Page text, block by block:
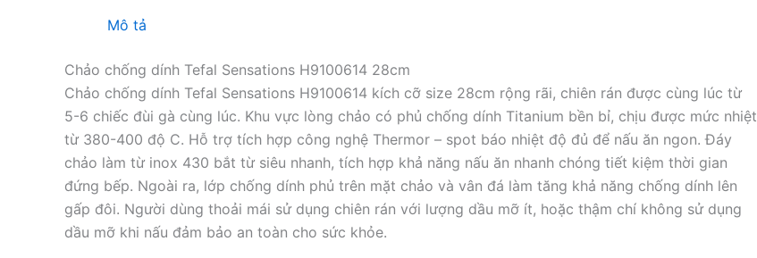
Mô tả
Chảo chống dính Tefal Sensations H9100614 28cm
Chảo chống dính Tefal Sensations H9100614 kích cỡ size 28cm rộng rãi, chiên rán được cùng lúc từ
5-6 chiếc đùi gà cùng lúc. Khu vực lòng chảo có phủ chống dính Titanium bền bỉ, chịu được mức nhiệt
từ 380-400 độ C. Hỗ trợ tích hợp công nghệ Thermor – spot báo nhiệt độ đủ để nấu ăn ngon. Đáy
chảo làm từ inox 430 bắt từ siêu nhanh, tích hợp khả năng nấu ăn nhanh chóng tiết kiệm thời gian
đứng bếp. Ngoài ra, lớp chống dính phủ trên mặt chảo và vân đá làm tăng khả năng chống dính lên
gấp đôi. Người dùng thoải mái sử dụng chiên rán với lượng dầu mỡ ít, hoặc thậm chí không sử dụng
dầu mỡ khi nấu đảm bảo an toàn cho sức khỏe.